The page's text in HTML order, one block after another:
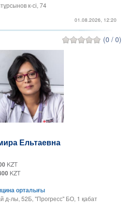
к-сі, 74
01.08.2026, 12:20
(0 / 0)
Ельтаевна
KZT
KZT
орталығы
д-лы, 52Б, "Прогресс" БО, 1 қабат